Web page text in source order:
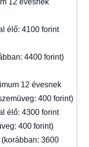
élő: 4100 forint
4400 forint)
12 évesnek
400 forint)
élő: 4300 forint
400 forint)
3600